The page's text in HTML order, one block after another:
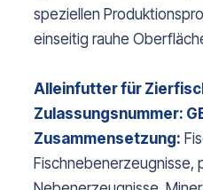
speziellen
einseitig rauhe
Alleinfutter für
Zulassungsnummer:
Zusammensetzung:
Fischnebenerzeugnisse,